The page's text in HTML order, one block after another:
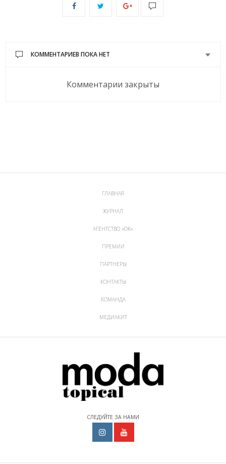
КОММЕНТАРИЕВ ПОКА НЕТ
Комментарии закрыты
ГЛАВНАЯ
ЖУРНАЛ
АГЕНТСТВО «ОК»
ПРЕМИИ
ПАРТНЕРЫ
КОНТАКТЫ
КОМАНДА
МЕДИАКИТ
СЛЕДУЙТЕ ЗА НАМИ